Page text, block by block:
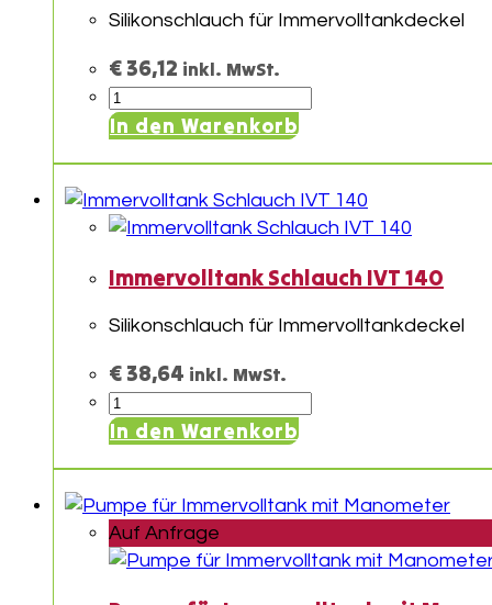
Silikonschlauch für Immervolltankdeckel
€ 36,12 inkl. MwSt.
Immervolltank
Schlauch
Menge
In den Warenkorb
Immervolltank Schlauch IVT 140
Silikonschlauch für Immervolltankdeckel
€ 38,64 inkl. MwSt.
Immervolltank
Schlauch
Menge
In den Warenkorb
Auf Anfrage